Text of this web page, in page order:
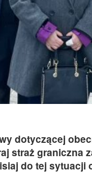
dotyczącej
straż graniczna
do tej sytuacji